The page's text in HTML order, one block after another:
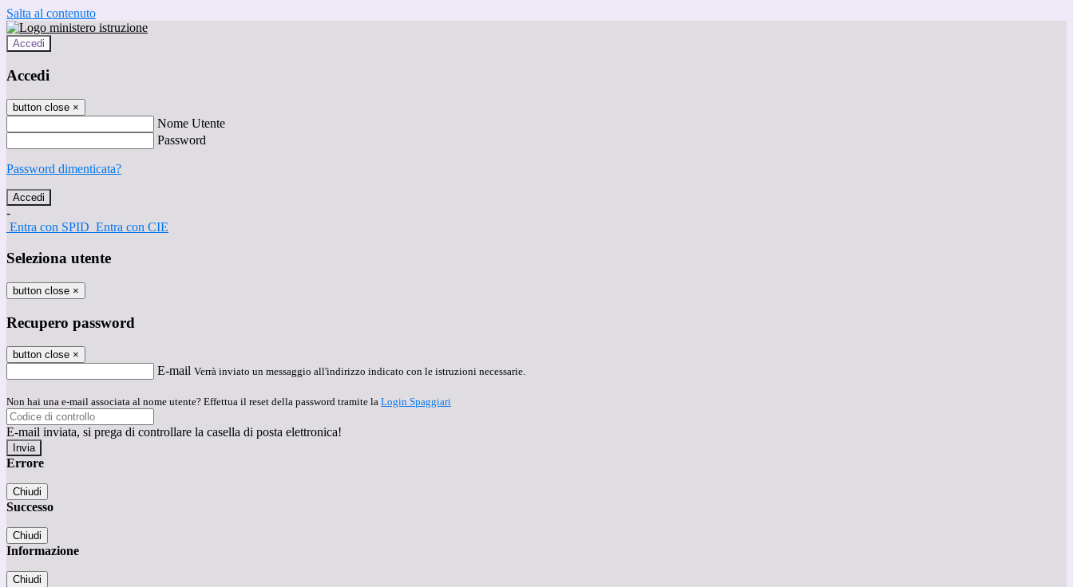
Salta al contenuto
Accedi
Accedi
button close ×
Nome Utente
Password
Password dimenticata?
-
Entra con SPID Entra con CIE
Seleziona utente
button close ×
Recupero password
button close ×
E-mail Verrà inviato un messaggio all'indirizzo indicato con le istruzioni necessarie.
Non hai una e-mail associata al nome utente? Effettua il reset della password tramite la Login Spaggiari
E-mail inviata, si prega di controllare la casella di posta elettronica!
Errore
Chiudi
Successo
Chiudi
Informazione
Chiudi